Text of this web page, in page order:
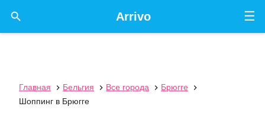
☰
Arrivo

Главная  Бельгия  Все города  Брюгге

Шоппинг в Брюгге